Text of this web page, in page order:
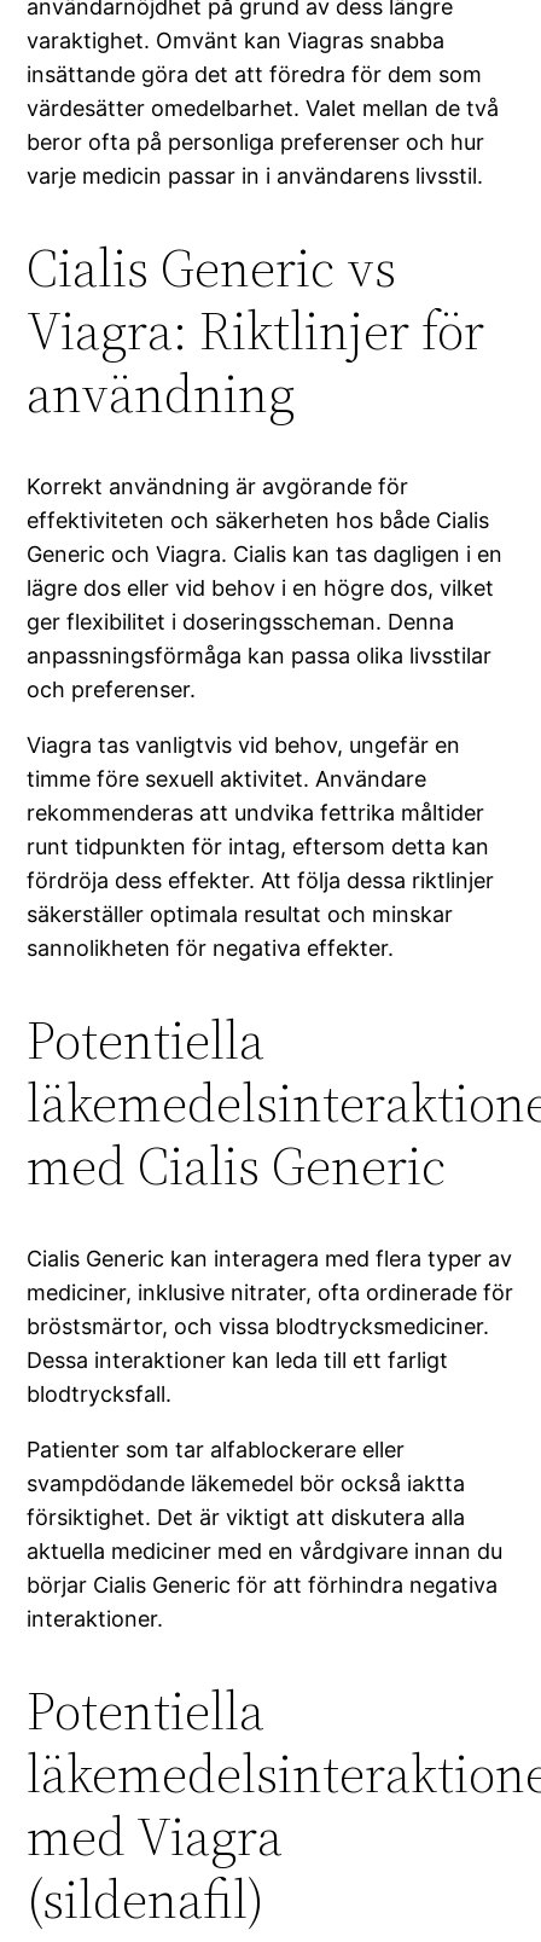
användarnöjdhet på grund av dess längre
varaktighet. Omvänt kan Viagras snabba
insättande göra det att föredra för dem som
värdesätter omedelbarhet. Valet mellan de två
beror ofta på personliga preferenser och hur
varje medicin passar in i användarens livsstil.
Cialis Generic vs
Viagra: Riktlinjer för
användning
Korrekt användning är avgörande för
effektiviteten och säkerheten hos både Cialis
Generic och Viagra. Cialis kan tas dagligen i en
lägre dos eller vid behov i en högre dos, vilket
ger flexibilitet i doseringsscheman. Denna
anpassningsförmåga kan passa olika livsstilar
och preferenser.
Viagra tas vanligtvis vid behov, ungefär en
timme före sexuell aktivitet. Användare
rekommenderas att undvika fettrika måltider
runt tidpunkten för intag, eftersom detta kan
fördröja dess effekter. Att följa dessa riktlinjer
säkerställer optimala resultat och minskar
sannolikheten för negativa effekter.
Potentiella
med Cialis Generic
Cialis Generic kan interagera med flera typer av
mediciner, inklusive nitrater, ofta ordinerade för
bröstsmärtor, och vissa blodtrycksmediciner.
Dessa interaktioner kan leda till ett farligt
blodtrycksfall.
Patienter som tar alfablockerare eller
svampdödande läkemedel bör också iaktta
försiktighet. Det är viktigt att diskutera alla
aktuella mediciner med en vårdgivare innan du
börjar Cialis Generic för att förhindra negativa
interaktioner.
Potentiella
med Viagra
(sildenafil)